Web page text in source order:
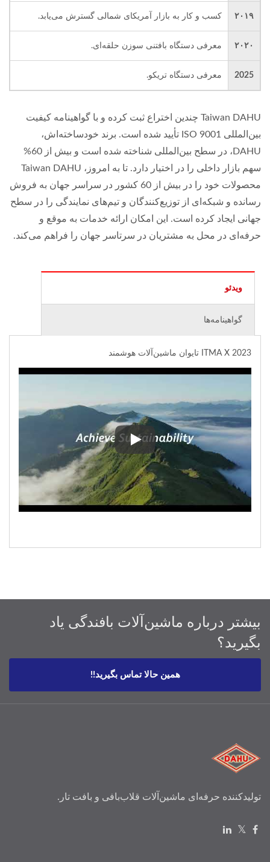
۲۰۱۹ کسب و کار به بازار آمریکای شمالی گسترش می‌یابد.
۲۰۲۰ معرفی دستگاه بافتنی سوزن حلقه‌ای.
2025 معرفی دستگاه تریکو.
Taiwan DAHU چندین اختراع ثبت کرده و با گواهینامه کیفیت
بین‌المللی ISO 9001 تأیید شده است. برند خودساخته‌اش،
DAHU، در سطح بین‌المللی شناخته شده است و بیش از 60%
سهم بازار داخلی را در اختیار دارد. تا به امروز، Taiwan DAHU
محصولات خود را در بیش از 60 کشور در سراسر جهان به فروش
رسانده و شبکه‌ای از توزیع‌کنندگان و تیم‌های نمایندگی را در سطح
جهانی ایجاد کرده است. این امکان ارائه خدمات به موقع و
حرفه‌ای در محل به مشتریان در سرتاسر جهان را فراهم می‌کند.
ویدئو
گواهینامه‌ها
2023 ITMA X تایوان ماشین‌آلات هوشمند
2023 ITMA X تایوان ماشین‌آلات هوشمند
بیشتر درباره ماشین‌آلات بافندگی یاد
بگیرید؟
همین حالا تماس بگیرید!!
تولیدکننده حرفه‌ای ماشین‌آلات قلاب‌بافی و بافت تار.